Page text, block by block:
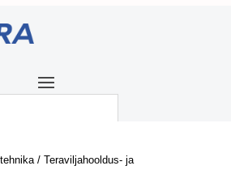
/Teraviljahooldus- ja